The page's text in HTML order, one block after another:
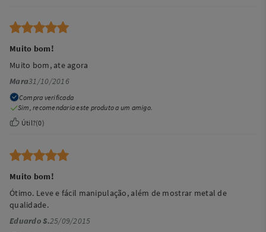
Muito bom!
Muito bom, ate agora
Mara31/10/2016
Compra verificada
Sim, recomendaria este produto a um amigo.
Útil?(0)
Muito bom!
Ótimo. Leve e fácil manipulação, além de mostrar metal de
qualidade.
Eduardo S.25/09/2015